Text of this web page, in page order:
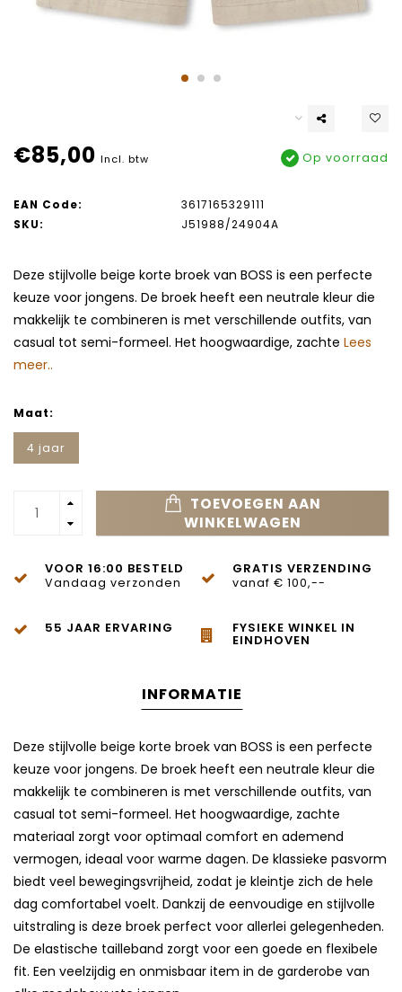
€85,00 Incl. btw Op voorraad
EAN Code:
3617165329111
SKU:
J51988/24904A
Deze stijlvolle beige korte broek van BOSS is een perfecte
keuze voor jongens. De broek heeft een neutrale kleur die
makkelijk te combineren is met verschillende outfits, van
casual tot semi-formeel. Het hoogwaardige, zachte Lees
meer..
Maat:
4 jaar
TOEVOEGEN AAN
WINKELWAGEN
VOOR 16:00 BESTELD
Vandaag verzonden
GRATIS VERZENDING
vanaf € 100,--
55 JAAR ERVARING FYSIEKE WINKEL IN
EINDHOVEN
INFORMATIE
Deze stijlvolle beige korte broek van BOSS is een perfecte
keuze voor jongens. De broek heeft een neutrale kleur die
makkelijk te combineren is met verschillende outfits, van
casual tot semi-formeel. Het hoogwaardige, zachte
materiaal zorgt voor optimaal comfort en ademend
vermogen, ideaal voor warme dagen. De klassieke pasvorm
biedt veel bewegingsvrijheid, zodat je kleintje zich de hele
dag comfortabel voelt. Dankzij de eenvoudige en stijlvolle
uitstraling is deze broek perfect voor allerlei gelegenheden.
De elastische tailleband zorgt voor een goede en flexibele
fit. Een veelzijdig en onmisbaar item in de garderobe van